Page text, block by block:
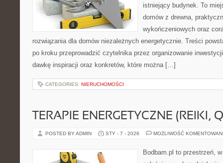
istniejący budynek. To
domów z drewna,
wykończeniowych oraz
rozwiązania dla domów niezależnych energetycznie. Treści
po kroku przeprowadzić czytelnika przez organizowanie
dawkę inspiracji oraz konkretów, które można […]
CATEGORIES: NIERUCHOMOŚCI
TERAPIE ENERGETYCZNE (REIKI,
POSTED BY ADMIN STY - 7 - 2026 MOŻLIWOŚĆ
Bodbam.pl to przestrzeń,